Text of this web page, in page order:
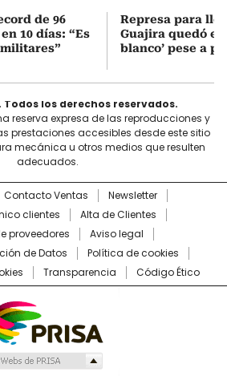
de 96
10 días: “Es
Represa para
Guajira quedó en
blanco’ pese a
Todos los derechos reservados.
reserva expresa de las reproducciones y
prestaciones accesibles desde este sitio
mecánica u otros medios que resulten
adecuados.
Contacto Ventas
Newsletter
clientes
Alta de Clientes
proveedores
Aviso legal
de Datos
Política de cookies
Transparencia Código Ético